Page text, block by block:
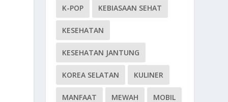
K-POP KEBIASAAN SEHAT
KESEHATAN
KESEHATAN JANTUNG
KOREA SELATAN KULINER
MANFAAT MEWAH MOBIL